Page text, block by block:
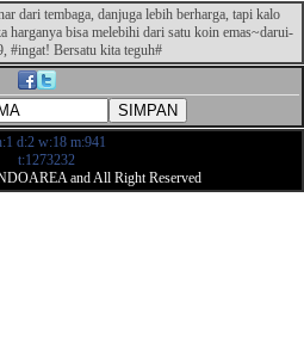
dari tembaga, danjuga lebih berharga, tapi kalo
harganya bisa melebihi dari satu koin emas~darui-
#ingat! Bersatu kita teguh#
and All Right Reserved